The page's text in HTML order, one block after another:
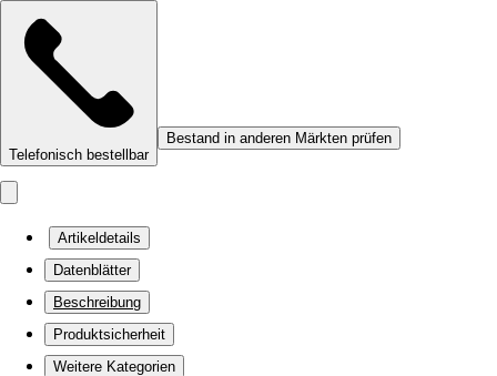
Telefonisch bestellbar
Bestand in anderen Märkten prüfen
Artikeldetails
Datenblätter
Beschreibung
Produktsicherheit
Weitere Kategorien